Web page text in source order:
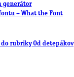
generátor
– What the Font
rubriky Od detepákov